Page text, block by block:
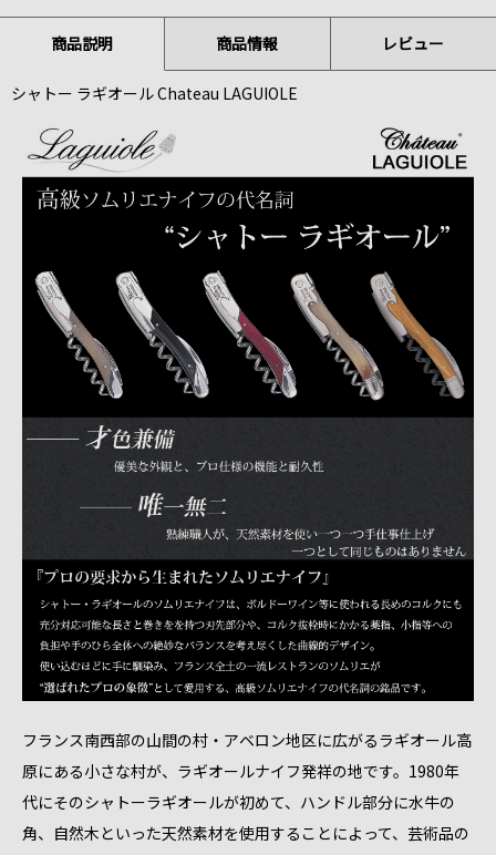
商品説明 商品情報 レビュー
シャトー ラギオール Chateau LAGUIOLE
フランス南西部の山間の村・アベロン地区に広がるラギオール高
原にある小さな村が、ラギオールナイフ発祥の地です。1980年
代にそのシャトーラギオールが初めて、ハンドル部分に水牛の
角、自然木といった天然素材を使用することによって、芸術品の